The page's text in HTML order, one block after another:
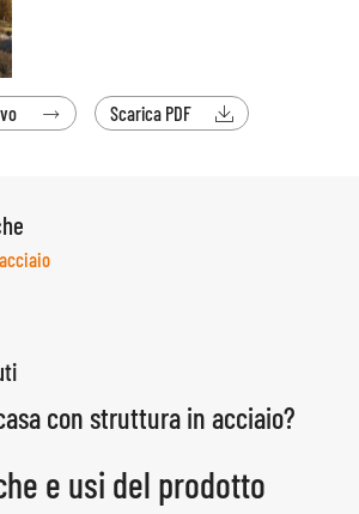
 Scarica PDF 
con struttura in acciaio?
e usi del prodotto